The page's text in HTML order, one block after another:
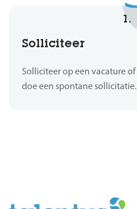
1.
Solliciteer
Solliciteer op een vacature of
doe een spontane sollicitatie.